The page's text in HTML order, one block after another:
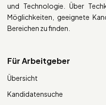
und Technologie. Über
Möglichkeiten, geeignete
Bereichen zu finden.
Für Arbeitgeber
Übersicht
Kandidatensuche